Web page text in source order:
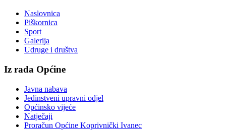
Naslovnica
Piškornica
Sport
Galerija
Udruge i društva
Iz rada Općine
Javna nabava
Jedinstveni upravni odjel
Općinsko vijeće
Natječaji
Proračun Općine Koprivnički Ivanec